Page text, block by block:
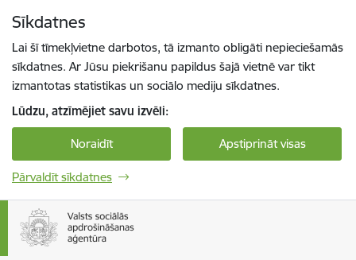
Sīkdatnes
Lai šī tīmekļvietne darbotos, tā izmanto obligāti nepieciešamās
sīkdatnes. Ar Jūsu piekrišanu papildus šajā vietnē var tikt
izmantotas statistikas un sociālo mediju sīkdatnes.
Lūdzu, atzīmējiet savu izvēli:
Noraidīt Apstiprināt visas
Pārvaldīt sīkdatnes